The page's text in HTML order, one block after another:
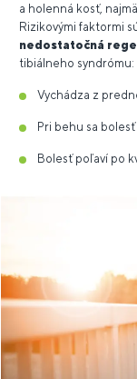
a holenná kosť,
Rizikovými faktormi
nedostatočná
tibiálneho syndrómu:
Vychádza z
Pri behu sa
Bolesť poľaví po